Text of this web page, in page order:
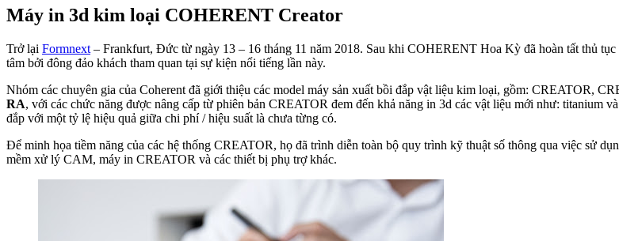
Máy in 3d kim loại COHERENT Creator
Trở lại Formnext – Frankfurt, Đức từ ngày 13 – 16 tháng 11 năm 2018. Sau khi COHERENT Hoa Kỳ đã hoàn tất thủ
tâm bởi đông đảo khách tham quan tại sự kiện nổi tiếng lần này.
Nhóm các chuyên gia của Coherent đã giới thiệu các model máy sản xuất bồi đắp vật liệu kim loại, gồm: CREATOR,
RA, với các chức năng được nâng cấp từ phiên bản CREATOR đem đến khả năng in 3d các vật liệu mới như: titanium
đắp với một tỷ lệ hiệu quả giữa chi phí / hiệu suất là chưa từng có.
Để minh họa tiềm năng của các hệ thống CREATOR, họ đã trình diễn toàn bộ quy trình kỹ thuật số thông qua việc sử
mềm xử lý CAM, máy in CREATOR và các thiết bị phụ trợ khác.